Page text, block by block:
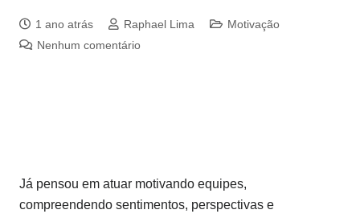
1 ano atrás Raphael Lima
Motivação
Nenhum comentário
Já pensou em atuar motivando equipes,
compreendendo sentimentos, perspectivas e